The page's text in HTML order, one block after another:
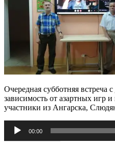
Очередная субботняя
зависимость от азартных игр
участники из Ангарска,
Аудиоплеер
00:00